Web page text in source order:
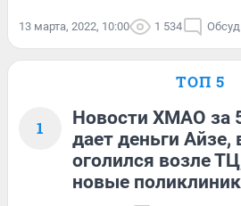
13 марта, 2022, 10:00 1 534
ТОП 5
1
Новости ХМАО за
дает деньги Айзе,
оголился возле
новые